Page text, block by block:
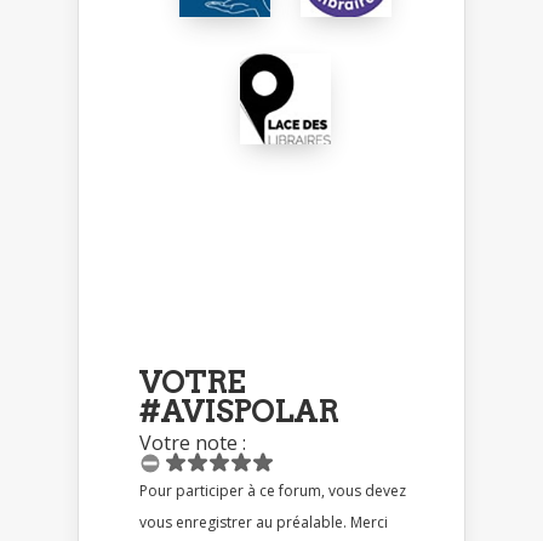
VOTRE
#AVISPOLAR
Votre note :
Pour participer à ce forum, vous devez
vous enregistrer au préalable. Merci